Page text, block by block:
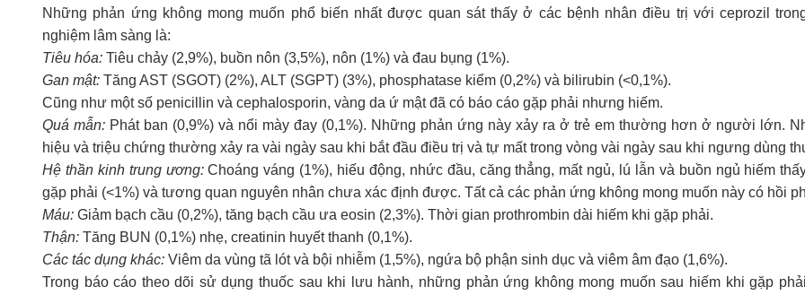
Những phản ứng không mong muốn phổ biến nhất được quan sát thấy ở các bệnh nhân điều trị với ceprozil
nghiệm lâm sàng là:
Tiêu hóa: Tiêu chảy (2,9%), buồn nôn (3,5%), nôn (1%) và đau bụng (1%).
Gan mật: Tăng AST (SGOT) (2%), ALT (SGPT) (3%), phosphatase kiểm (0,2%) và bilirubin (<0,1%).
Cũng như một số penicillin và cephalosporin, vàng da ứ mật đã có báo cáo gặp phải nhưng hiếm.
Quá mẫn: Phát ban (0,9%) và nổi mày đay (0,1%). Những phản ứng này xảy ra ở trẻ em thường hơn ở người lớn.
hiệu và triệu chứng thường xảy ra vài ngày sau khi bắt đầu điều trị và tự mất trong vòng vài ngày sau khi ngưng dùng
Hệ thần kinh trung ương:Choáng váng (1%), hiếu động, nhức đầu, căng thẳng, mất ngủ, lú lẫn và buồn ngủ hiếm
gặp phải (<1%) và tương quan nguyên nhân chưa xác định được. Tất cả các phản ứng không mong muốn này có hồi
Máu: Giảm bạch cầu (0,2%), tăng bạch cầu ưa eosin (2,3%). Thời gian prothrombin dài hiếm khi gặp phải.
Thận: Tăng BUN (0,1%) nhẹ, creatinin huyết thanh (0,1%).
Các tác dụng khác: Viêm da vùng tã lót và bội nhiễm (1,5%), ngứa bộ phận sinh dục và viêm âm đạo (1,6%).
Trong báo cáo theo dõi sử dụng thuốc sau khi lưu hành, những phản ứng không mong muốn sau hiếm khi gặp